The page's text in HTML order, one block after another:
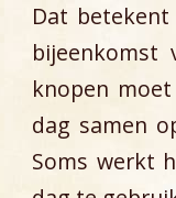
Dat
bijeenkomst
knopen
dag samen
Soms werkt